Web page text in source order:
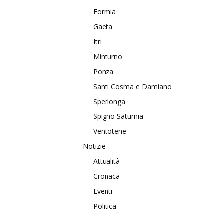
Formia
Gaeta
Itri
Minturno
Ponza
Santi Cosma e Damiano
Sperlonga
Spigno Saturnia
Ventotene
Notizie
Attualità
Cronaca
Eventi
Politica